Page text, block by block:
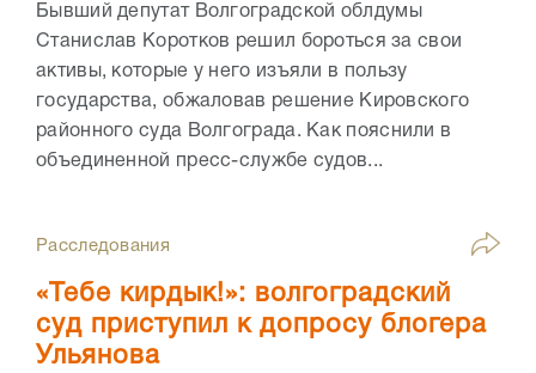
Бывший депутат Волгоградской облдумы
Станислав Коротков решил бороться за свои
активы, которые у него изъяли в пользу
государства, обжаловав решение Кировского
районного суда Волгограда. Как пояснили в
объединенной пресс-службе судов...
Расследования
«Тебе кирдык!»: волгоградский
суд приступил к допросу блогера
Ульянова